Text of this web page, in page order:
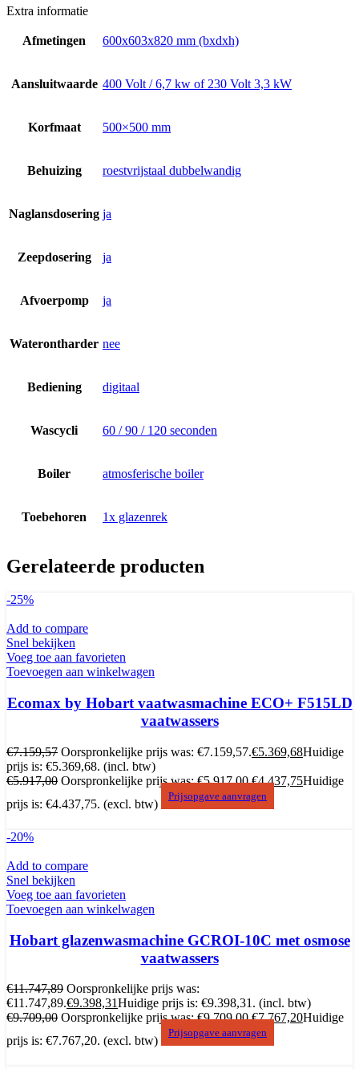
Extra informatie
Afmetingen 600x603x820 mm (bxdxh)
Aansluitwaarde 400 Volt / 6,7 kw of 230 Volt 3,3 kW
Korfmaat 500×500 mm
Behuizing roestvrijstaal dubbelwandig
Naglansdosering ja
Zeepdosering ja
Afvoerpomp ja
Waterontharder nee
Bediening digitaal
Wascycli 60 / 90 / 120 seconden
Boiler atmosferische boiler
Toebehoren 1x glazenrek
Gerelateerde producten
-25%
Add to compare
Snel bekijken
Voeg toe aan favorieten
Toevoegen aan winkelwagen
Ecomax by Hobart vaatwasmachine ECO+ F515LD
vaatwassers
€7.159,57 Oorspronkelijke prijs was: €7.159,57.€5.369,68Huidige
prijs is: €5.369,68. (incl. btw)
€5.917,00 Oorspronkelijke prijs was: €5.917,00.€4.437,75Huidige
prijs is: €4.437,75. (excl. btw)
Prijsopgave aanvragen
-20%
Add to compare
Snel bekijken
Voeg toe aan favorieten
Toevoegen aan winkelwagen
Hobart glazenwasmachine GCROI-10C met osmose
vaatwassers
€11.747,89 Oorspronkelijke prijs was:
€11.747,89.€9.398,31Huidige prijs is: €9.398,31. (incl. btw)
€9.709,00 Oorspronkelijke prijs was: €9.709,00.€7.767,20Huidige
prijs is: €7.767,20. (excl. btw)
Prijsopgave aanvragen